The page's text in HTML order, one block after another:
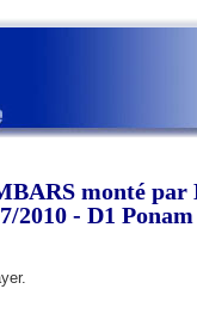
monté par
- D1 Ponam